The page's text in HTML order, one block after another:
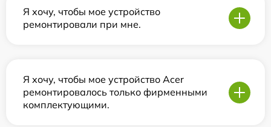
Я хочу, чтобы мое устройство
ремонтировали при мне.
Я хочу, чтобы мое устройство Acer
ремонтировалось только фирменными
комплектующими.